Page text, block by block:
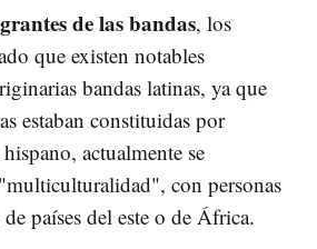
de las bandas, los
que existen notables
bandas latinas, ya que
estaban constituidas por
actualmente se
con personas
países del este o de África.